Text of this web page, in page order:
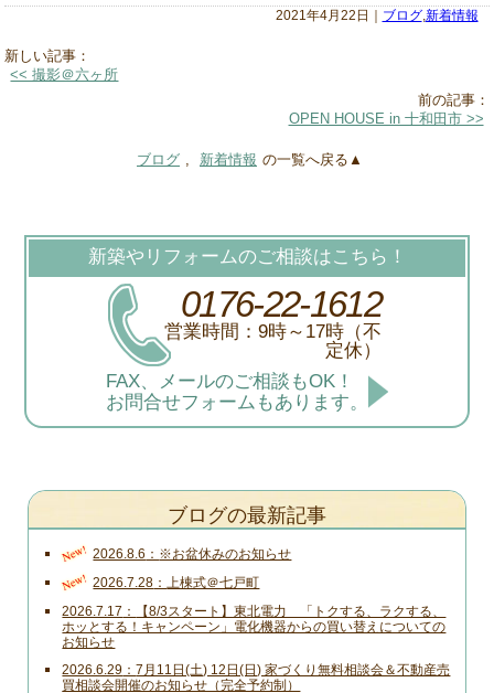
2021年4月22日｜ ブログ, 新着情報
新しい記事：
<< 撮影＠六ヶ所
前の記事：
OPEN HOUSE in 十和田市 >>
ブログ , 新着情報 の一覧へ戻る▲
新築やリフォームのご相談はこちら！
0176-22-1612
営業時間：9時～17時（不
定休）
FAX、メールのご相談もOK！
お問合せフォームもあります。
ブログの最新記事
New! 2026.8.6 ※お盆休みのお知らせ
New! 2026.7.28 上棟式＠七戸町
2026.7.17
【8/3スタート】東北電力 「トクする、ラクする、
ホッとする！キャンペーン」電化機器からの買い替えについての
お知らせ
2026.6.29
7月11日(土) 12日(日) 家づくり無料相談会＆不動産売
買相談会開催のお知らせ（完全予約制）